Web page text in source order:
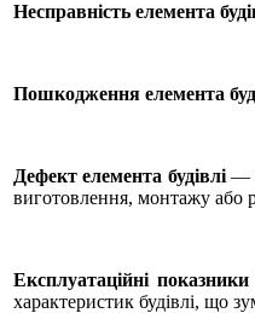
Несправність елемента
Пошкодження елемента
Дефект елемента будівлі—
виготовлення, монтажу або
Експлуатаційні показники
характеристик будівлі, що